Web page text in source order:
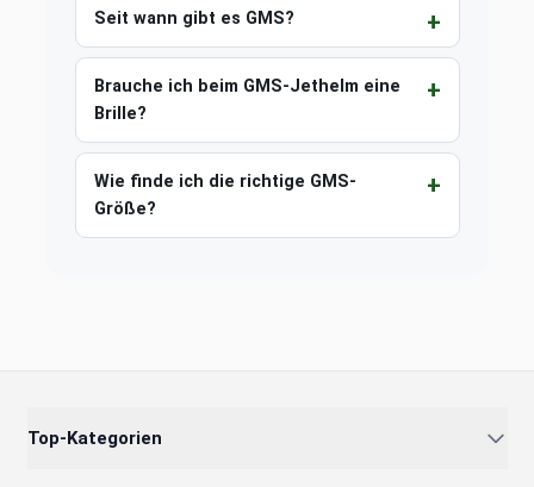
Seit wann gibt es GMS?
Brauche ich beim GMS-Jethelm eine
Brille?
Wie finde ich die richtige GMS-
Größe?
Top-Kategorien